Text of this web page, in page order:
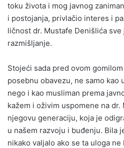
toku života i mog javnog
i postojanja, privlačio interes i
ličnost dr. Mustafe Denišlića
razmišljanje.
Stojeći sada pred ovom
posebnu obavezu, ne samo kao
nego i kao musliman prema
kažem i oživim uspomene na dr.
njegovu generaciju, koja je
u našem razvoju i buđenju. Bila
nikako valjalo ako se ta uloga